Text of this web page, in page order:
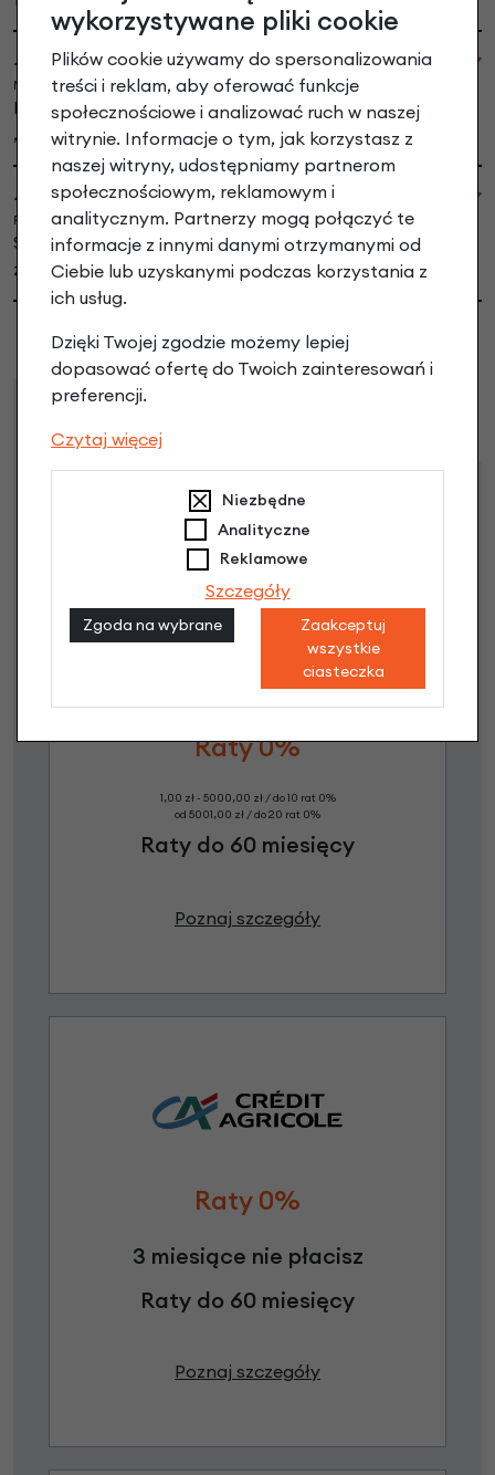
~Joanna K
Niedziela, 25-08-2024 08:50
Polecam sklep ,ekspresowa dostawa . Koszyk piękny
,łatwy w montażu.
~Sabina
Piątek, 12-04-2024 09:31
Super koszyk, dobrze wykonany i ładny. Jestem
zadowolona z zakupu.
Dostępne propozycje
e-raty ?
Raty 0%
1,00 zł - 5000,00 zł / do 10 rat 0%
od 5001,00 zł / do 20 rat 0%
Raty do 60 miesięcy
Poznaj szczegóły
Raty 0%
3 miesiące nie płacisz
Raty do 60 miesięcy
Poznaj szczegóły
wykorzystywane pliki cookie
Plików cookie używamy do spersonalizowania
treści i reklam, aby oferować funkcje
społecznościowe i analizować ruch w naszej
witrynie. Informacje o tym, jak korzystasz z
naszej witryny, udostępniamy partnerom
społecznościowym, reklamowym i
analitycznym. Partnerzy mogą połączyć te
informacje z innymi danymi otrzymanymi od
Ciebie lub uzyskanymi podczas korzystania z
ich usług.
Dzięki Twojej zgodzie możemy lepiej
dopasować ofertę do Twoich zainteresowań i
preferencji.
Czytaj więcej
Niezbędne
Analityczne
Reklamowe
Szczegóły
Zgoda na wybrane
Zaakceptuj
wszystkie
ciasteczka